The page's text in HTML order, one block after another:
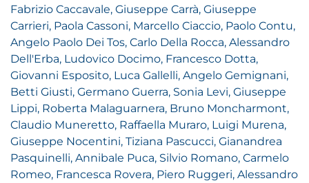
Fabrizio Caccavale, Giuseppe Carrà, Giuseppe
Carrieri, Paola Cassoni, Marcello Ciaccio, Paolo Contu,
Angelo Paolo Dei Tos, Carlo Della Rocca, Alessandro
Dell'Erba, Ludovico Docimo, Francesco Dotta,
Giovanni Esposito, Luca Gallelli, Angelo Gemignani,
Betti Giusti, Germano Guerra, Sonia Levi, Giuseppe
Lippi, Roberta Malaguarnera, Bruno Moncharmont,
Claudio Muneretto, Raffaella Muraro, Luigi Murena,
Giuseppe Nocentini, Tiziana Pascucci, Gianandrea
Pasquinelli, Annibale Puca, Silvio Romano, Carmelo
Romeo, Francesca Rovera, Piero Ruggeri, Alessandro